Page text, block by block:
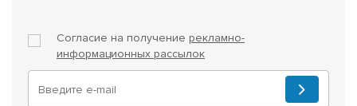
Согласие на получение рекламно-
информационных рассылок